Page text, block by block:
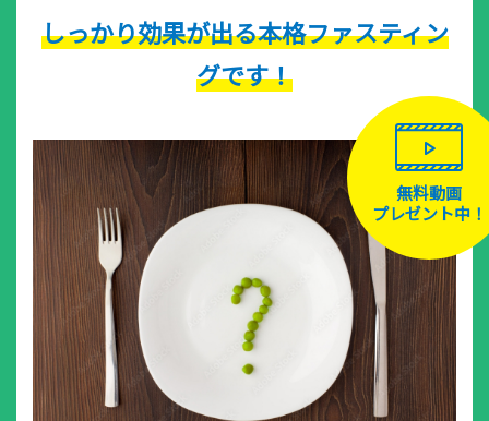
しっかり効果が出る本格ファスティン
グです！
無料動画
プレゼント中！